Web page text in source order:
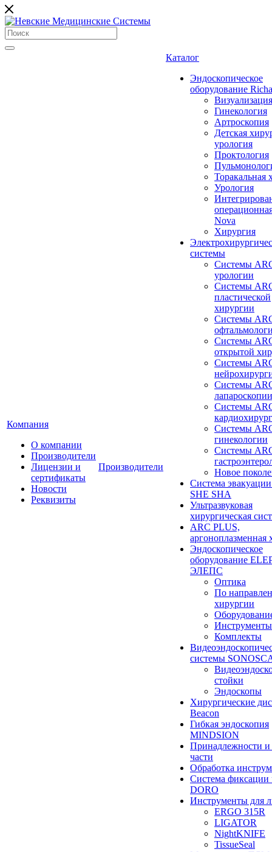
Компания
О компании
Производители
Лицензии и
сертификаты
Новости
Реквизиты
Производители
Каталог
Эндоскопическое
оборудование
Визуализация
Гинекология
Артроскопия
Детская
урология
Проктология
Торакальная
Урология
Nova
Хирургия
системы
Системы
урологии
Системы
пластической
хирургии
Системы
Системы
открытой
Системы
Системы
лапароскопии
Системы
Системы
гинекологии
Системы
Новое
Система
SHE SHA
Ультразвуковая
хирургическая
ARC PLUS,
аргоноплазменная
Эндоскопическое
оборудование
ЭЛЕПС
Оптика
По
хирургии
Инструменты
Комплекты
системы
стойки
Эндоскопы
Хирургические
Beacon
Гибкая эндоскопия
MINDSION
Принадлежности и
части
Обработка
Система фиксации
DORO
Инструменты для
ERGO 315R
LIGATOR
NightKNIFE
TissueSeal